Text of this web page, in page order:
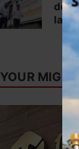
de
la
YOUR MIGHT